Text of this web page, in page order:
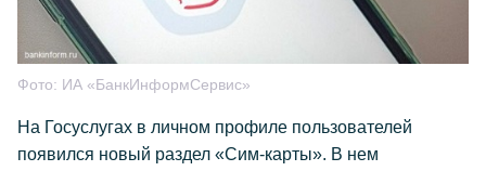
Фото: ИА «БанкИнформСервис»
На Госуслугах в личном профиле пользователей
появился новый раздел «Сим-карты». В нем